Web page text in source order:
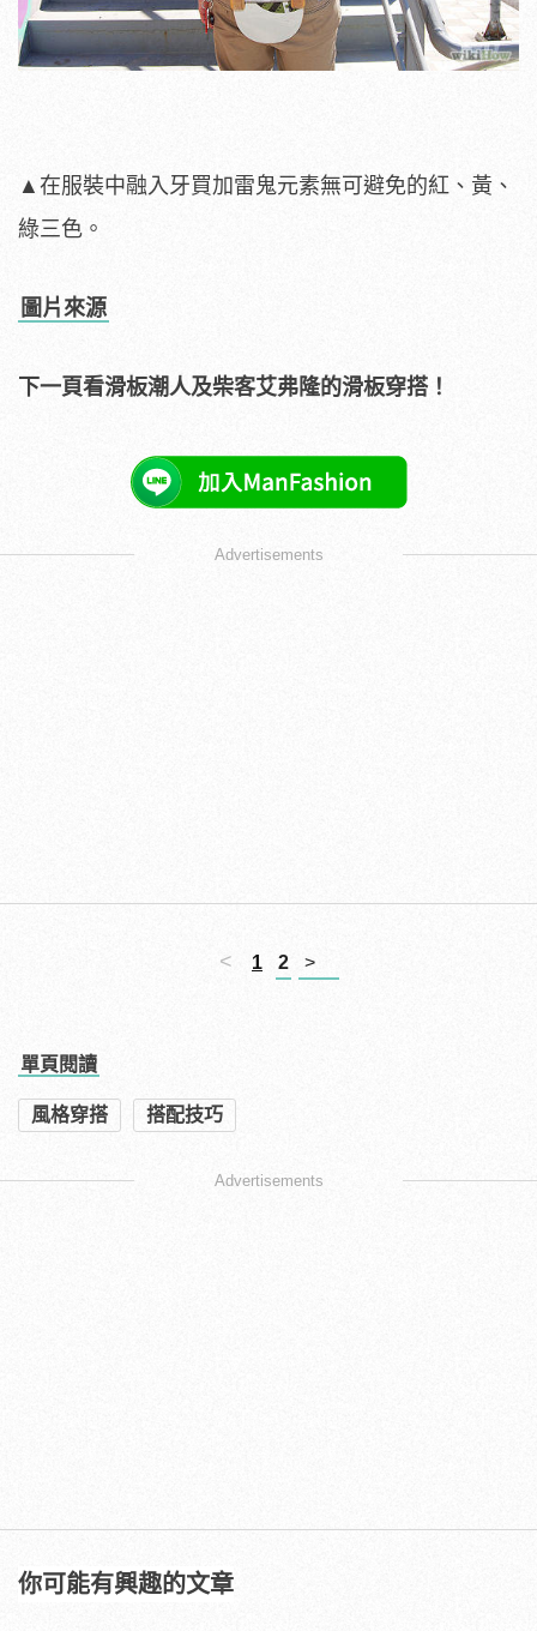
▲在服裝中融入牙買加雷鬼元素無可避免的紅、黃、
綠三色。
圖片來源
下一頁看滑板潮人及柴客艾弗隆的滑板穿搭！
Advertisements
< 1 2 >
單頁閱讀
風格穿搭 搭配技巧
Advertisements
你可能有興趣的文章